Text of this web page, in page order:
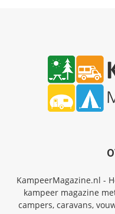
KampeerMagazine.nl -
kampeer magazine
campers, caravans,